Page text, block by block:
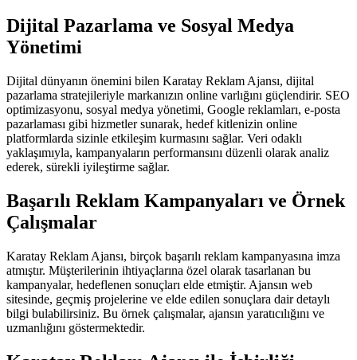
Dijital Pazarlama ve Sosyal Medya
Yönetimi
Dijital dünyanın önemini bilen Karatay Reklam Ajansı, dijital
pazarlama stratejileriyle markanızın online varlığını güçlendirir. SEO
optimizasyonu, sosyal medya yönetimi, Google reklamları, e-posta
pazarlaması gibi hizmetler sunarak, hedef kitlenizin online
platformlarda sizinle etkileşim kurmasını sağlar. Veri odaklı
yaklaşımıyla, kampanyaların performansını düzenli olarak analiz
ederek, sürekli iyileştirme sağlar.
Başarılı Reklam Kampanyaları ve Örnek
Çalışmalar
Karatay Reklam Ajansı, birçok başarılı reklam kampanyasına imza
atmıştır. Müşterilerinin ihtiyaçlarına özel olarak tasarlanan bu
kampanyalar, hedeflenen sonuçları elde etmiştir. Ajansın web
sitesinde, geçmiş projelerine ve elde edilen sonuçlara dair detaylı
bilgi bulabilirsiniz. Bu örnek çalışmalar, ajansın yaratıcılığını ve
uzmanlığını göstermektedir.